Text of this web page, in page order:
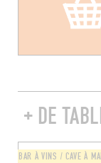
+ DE
BAR À VINS / CAVE À